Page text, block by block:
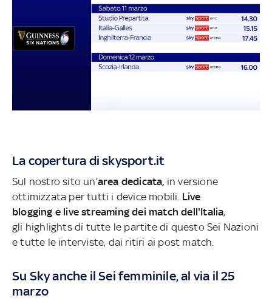
La copertura di skysport.it
Sul nostro sito un’area dedicata, in versione
ottimizzata per tutti i device mobili. Live
blogging e live streaming dei match dell'Italia,
gli highlights di tutte le partite di questo Sei Nazioni
e tutte le interviste, dai ritiri ai post match.
Su Sky anche il Sei femminile, al via il 25
marzo